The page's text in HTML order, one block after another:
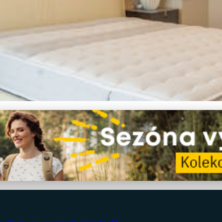
Průvodce